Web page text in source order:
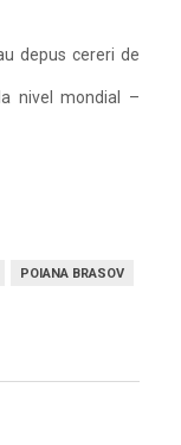
depus cereri de
nivel mondial –
POIANA BRASOV